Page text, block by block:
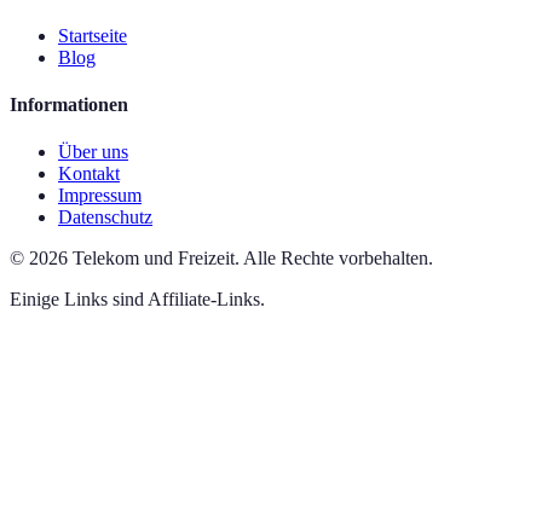
Startseite
Blog
Informationen
Über uns
Kontakt
Impressum
Datenschutz
© 2026 Telekom und Freizeit. Alle Rechte vorbehalten.
Einige Links sind Affiliate-Links.